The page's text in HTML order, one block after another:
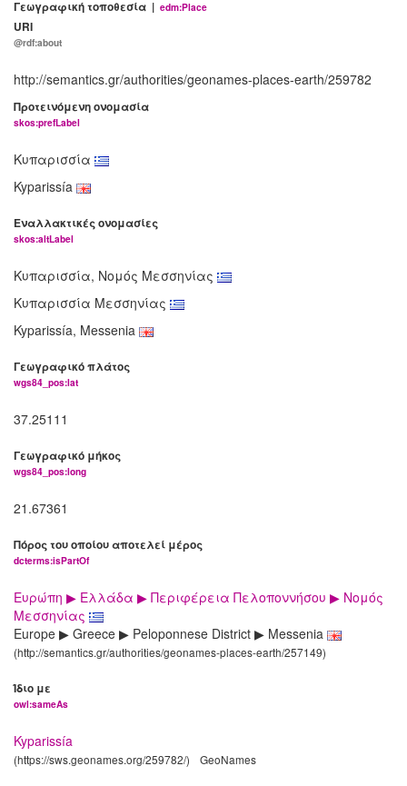
Γεωγραφική τοποθεσία | edm:Place
URI
@rdf:about
http://semantics.gr/authorities/geonames-places-earth/259782
Προτεινόμενη ονομασία
skos:prefLabel
Κυπαρισσία
Kyparissía
Εναλλακτικές ονομασίες
skos:altLabel
Κυπαρισσία, Νομός Μεσσηνίας
Κυπαρισσία Μεσσηνίας
Kyparissía, Messenia
Γεωγραφικό πλάτος
wgs84_pos:lat
37.25111
Γεωγραφικό μήκος
wgs84_pos:long
21.67361
Πόρος του οποίου αποτελεί μέρος
dcterms:isPartOf
Ευρώπη ▶ Ελλάδα ▶ Περιφέρεια Πελοποννήσου ▶ Νομός
Μεσσηνίας
Europe ▶ Greece ▶ Peloponnese District ▶ Messenia
(http://semantics.gr/authorities/geonames-places-earth/257149)
Ίδιο με
owl:sameAs
Kyparissía
(https://sws.geonames.org/259782/) GeoNames